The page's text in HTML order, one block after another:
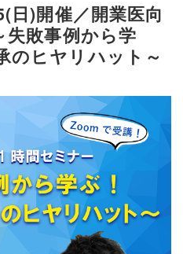
日)開催／開業医向
敗事例から学
のヒヤリハット～